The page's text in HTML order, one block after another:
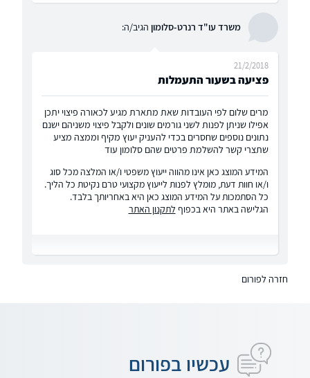
משרד עו"ד רנרט-סלומון הגיב/ה:
פציעה בשעור התעמלות
21/2/2018
מרים שלום לפי העובדות שאת מתארת מגיע לכאורה פיצוי יתכן
אפילו שניתן לפנות לשני גורמים שונים ולקבל פיצוי משניהם ישנם
נתונים נוספים שחסרים בכדי להעניק יעוץ מקיף וממצה מציע
שתצרי קשר להשלמת פרטים שהם סלומון עוד
המידע המוצג כאן אינו מהווה ייעוץ משפטי ו/או המלצה מכל סוג
ו/או חוות דעת, מומלץ לפנות לייעוץ מקצועי טרם נקיטת כל הליך.
כל הסתמכות על המידע המוצג כאן היא באחריותך בלבד.
הגלישה באתר היא בכפוף לתקנון האתר
חזרה לפורום
עכשיו בפורום